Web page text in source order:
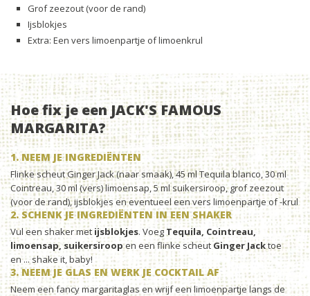
Grof zeezout (voor de rand)
Ijsblokjes
Extra: Een vers limoenpartje of limoenkrul
Hoe fix je een JACK'S FAMOUS
MARGARITA?
1. NEEM JE INGREDIËNTEN
Flinke scheut Ginger Jack (naar smaak), 45 ml Tequila blanco, 30 ml
Cointreau, 30 ml (vers) limoensap, 5 ml suikersiroop, grof zeezout
(voor de rand), ijsblokjes en eventueel een vers limoenpartje of -krul
2. SCHENK JE INGREDIËNTEN IN EEN SHAKER
Vul een shaker met ijsblokjes. VoegTequila, Cointreau,
limoensap, suikersiroopen een flinke scheutGinger Jacktoe
en ... shake it, baby!
3. NEEM JE GLAS EN WERK JE COCKTAIL AF
Neem een fancy margaritaglas en wrijf een limoenpartje langs de